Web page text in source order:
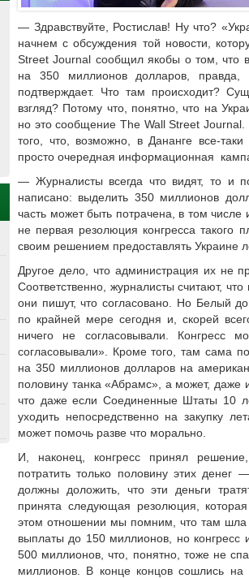
— Здравствуйте, Ростислав! Ну что?
начнем с обсуждения той новости,
Street Journal сообщил якобы о том, что
на 350 миллионов долларов,
подтверждает. Что там происходит?
взгляд? Потому что, понятно, что на
но это сообщение The Wall Street
того, что, возможно, в Дананге все-
просто очередная информационная
— Журналисты всегда что видят, то и
написано: выделить 350 миллионов
часть может быть потрачена, в том числе
не первая резолюция конгресса такого
своим решением предоставлять Украине
Другое дело, что администрация их не
Соответственно, журналисты считают,
они пишут, что согласовано. Но Белый
по крайней мере сегодня и, скорей
ничего не согласовывали. Конгресс
согласовывали». Кроме того, там сама
на 350 миллионов долларов на
половину танка «Абрамс», а может, даже
что даже если Соединенные Штаты 10
уходить непосредственно на закупку
может помочь разве что морально.
И, наконец, конгресс принял
потратить только половину этих
должны доложить, что эти деньги
принята следующая резолюция,
этом отношении мы помним, что там шла
выплаты до 150 миллионов, но конгресс
500 миллионов, что, понятно, тоже не
миллионов. В конце концов сошлись на